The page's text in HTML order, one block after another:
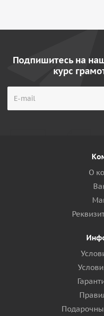
Подпишитесь на
курс
О